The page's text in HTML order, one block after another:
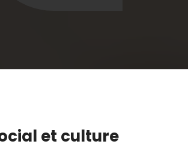
et culture